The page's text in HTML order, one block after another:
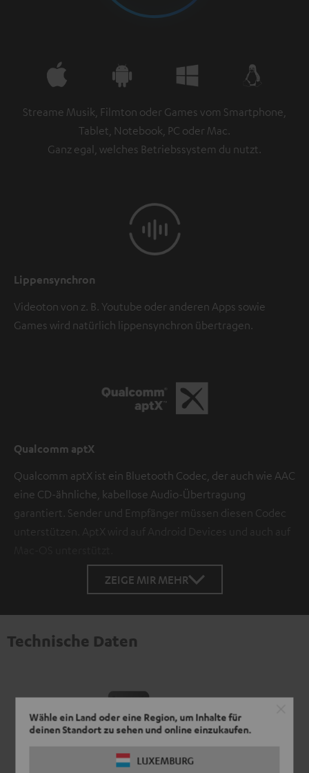
Wähle ein Land oder eine Region, um Inhalte für
deinen Standort zu sehen und online einzukaufen.
LUXEMBURG
Streame Musik, Filmton oder Games vom Smartphone,
Tablet, Notebook, PC oder Mac.
Ganz egal, welches Betriebssystem du nutzt.
Lippensynchron
Videoton von z. B. Youtube oder anderen Apps sowie
Games wird natürlich lippensynchron übertragen.
Qualcomm aptX
Qualcomm aptX ist ein Bluetooth Codec, der auch wie AAC
eine CD-ähnliche, kabellose Audio-Übertragung
garantiert. Sender und Empfänger müssen diesen Codec
unterstützen. AptX wird auf Android Devices und auch auf
ZEIGE MIR MEHR
Technische Daten